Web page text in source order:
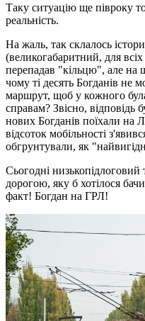
Таку ситуацію ще півроку
реальність.
На жаль, так склалось
(великогабаритний, для
перепадав "кільцю", але на
чому ті десять Богданів не
маршрут, щоб у кожного
справам? Звісно, відповідь
нових Богданів поїхали на
відсоток мобільності
обгрунтували, як
Сьогодні
дорогою, яку б хотілося
факт! Богдан на ГРЛ!